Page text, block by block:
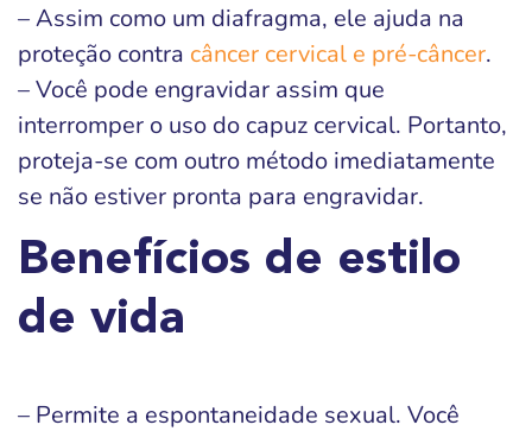
– Assim como um diafragma, ele ajuda na
proteção contra câncer cervical e pré-câncer.
– Você pode engravidar assim que
interromper o uso do capuz cervical. Portanto,
proteja-se com outro método imediatamente
se não estiver pronta para engravidar.
Benefícios de estilo
de vida
– Permite a espontaneidade sexual. Você